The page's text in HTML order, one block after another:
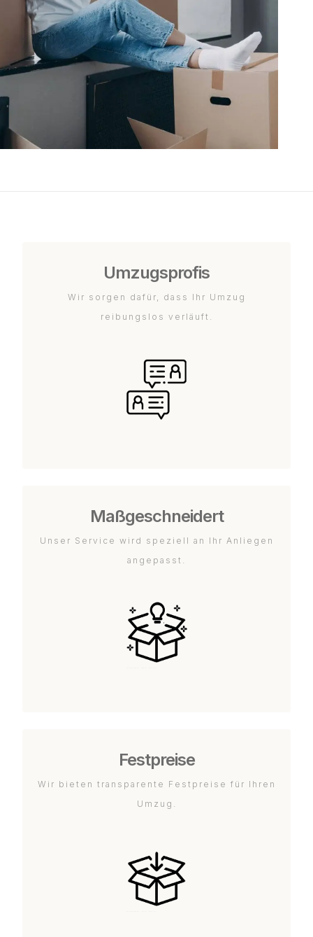
Umzugsprofis
Wir sorgen dafür, dass Ihr Umzug
reibungslos verläuft.
Maßgeschneidert
Unser Service wird speziell an Ihr Anliegen
angepasst.
Festpreise
Wir bieten transparente Festpreise für Ihren
Umzug.